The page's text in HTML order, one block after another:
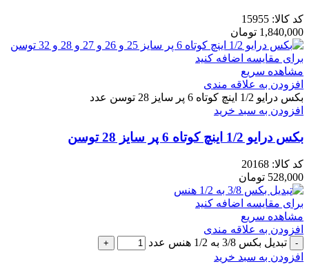
کد کالا: 15955
1,840,000 تومان
برای مقایسه اضافه کنید
مشاهده سریع
افزودن به علاقه مندی
بکس درایو 1/2 اینچ کوتاه 6 پر سایز 28 توسن عدد
افزودن به سبد خرید
بکس درایو 1/2 اینچ کوتاه 6 پر سایز 28 توسن
کد کالا: 20168
528,000 تومان
برای مقایسه اضافه کنید
مشاهده سریع
افزودن به علاقه مندی
تبدیل بکس 3/8 به 1/2 هنس عدد
افزودن به سبد خرید